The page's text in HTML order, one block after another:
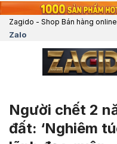
Zagido - Shop Bán hàng online
Zalo
Người chết 2
đất: ‘Nghiêm